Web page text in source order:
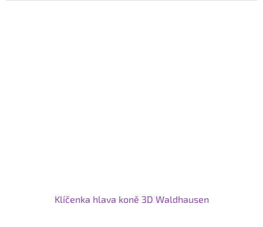
Klíčenka hlava koně 3D Waldhausen